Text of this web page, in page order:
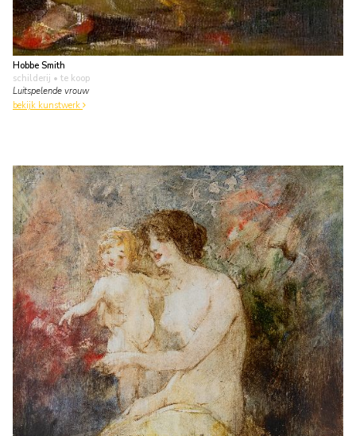
Hobbe Smith
schilderij • te koop
Luitspelende vrouw
bekijk kunstwerk